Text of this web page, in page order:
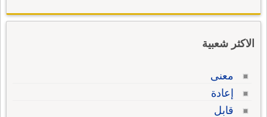
الاكثر شعبية
معنى
إعادة
قابل